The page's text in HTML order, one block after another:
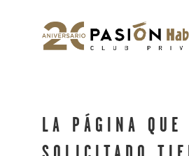
LA PÁGINA QUE